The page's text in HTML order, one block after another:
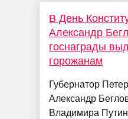
В День
Александр
госнаграды
горожанам
Губернатор
Александр
Владимира